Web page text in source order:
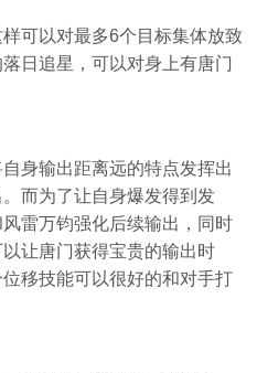
可以对最多6个目标集体放致
日追星，可以对身上有唐门
身输出距离远的特点发挥出
而为了让自身爆发得到发
雷万钧强化后续输出，同时
让唐门获得宝贵的输出时
移技能可以很好的和对手打